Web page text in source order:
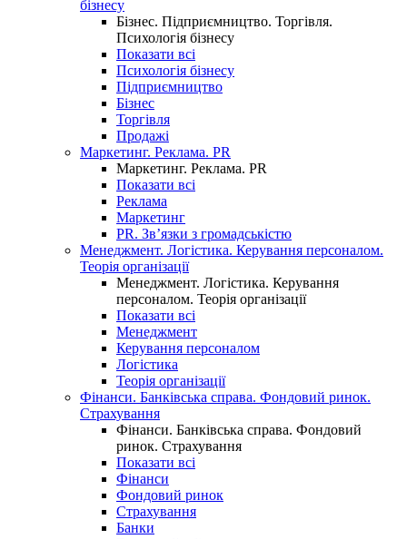
бізнесу
Бізнес. Підприємництво. Торгівля.
Психологія бізнесу
Показати всі
Психологія бізнесу
Підприємництво
Бізнес
Торгівля
Продажі
Маркетинг. Реклама. PR
Маркетинг. Реклама. PR
Показати всі
Реклама
Маркетинг
PR. Зв’язки з громадськістю
Менеджмент. Логістика. Керування персоналом.
Теорія організації
Менеджмент. Логістика. Керування
персоналом. Теорія організації
Показати всі
Менеджмент
Керування персоналом
Логістика
Теорія організації
Фінанси. Банківська справа. Фондовий ринок.
Страхування
Фінанси. Банківська справа. Фондовий
ринок. Страхування
Показати всі
Фінанси
Фондовий ринок
Страхування
Банки